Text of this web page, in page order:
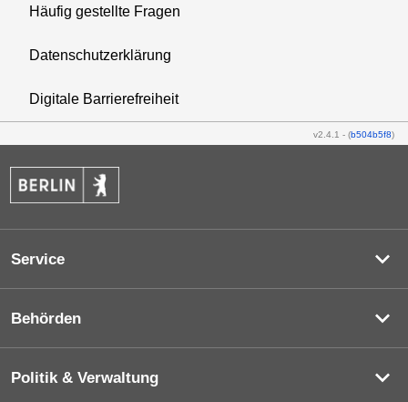
v2.4.1 -(b504b5f8)
Häufig gestellte Fragen
Datenschutzerklärung
Digitale Barrierefreiheit
Service
Behörden
Politik & Verwaltung